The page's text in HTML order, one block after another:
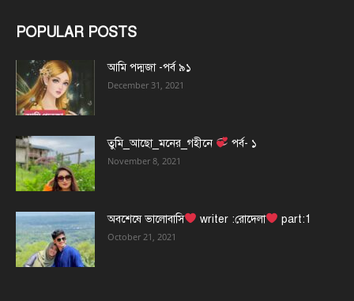
POPULAR POSTS
আমি পদ্মজা -পর্ব ৯১
December 31, 2021
তুমি_আছো_মনের_গহীনে পর্ব- ১
November 8, 2021
অবশেষে ভালোবাসি writer :রোদেলা part:1
October 21, 2021